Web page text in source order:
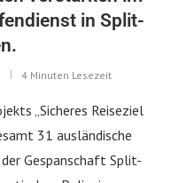
in Split-
4 Minuten Lesezeit
„Sicheres Reiseziel
31 ausländische
Gespanschaft Split-